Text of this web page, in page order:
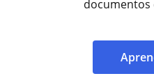
documentos